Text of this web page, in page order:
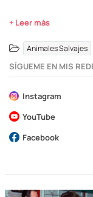
+ Leer más
Animales Salvajes
SÍGUEME EN MIS
Instagram
YouTube
Facebook